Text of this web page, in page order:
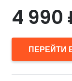
4 990
ПЕРЕЙТИ